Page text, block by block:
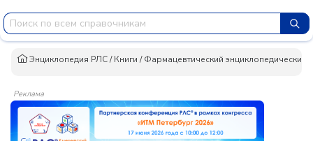
Энциклопедия РЛС/Книги /Фармацевтический
Реклама